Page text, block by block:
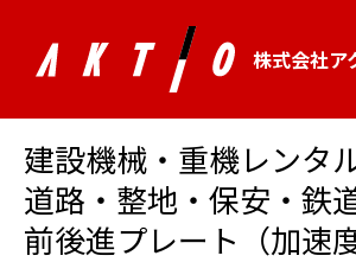
株式会社ア
建設機械・重機レンタ
道路・整地・保安・鉄
前後進プレート（加速